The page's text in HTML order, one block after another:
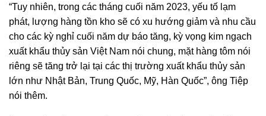
“Tuy nhiên, trong các tháng cuối năm 2023, yếu tố lạm
phát, lượng hàng tồn kho sẽ có xu hướng giảm và nhu cầu
cho các kỳ nghỉ cuối năm dự báo tăng, kỳ vọng kim ngạch
xuất khẩu thủy sản Việt Nam nói chung, mặt hàng tôm nói
riêng sẽ tăng trở lại tại các thị trường xuất khẩu thủy sản
lớn như Nhật Bản, Trung Quốc, Mỹ, Hàn Quốc”, ông Tiệp
nói thêm.